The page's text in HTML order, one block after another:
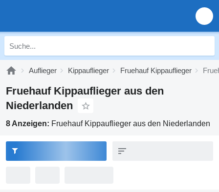
Auflieger Kippauflieger Fruehauf Kippauflieger
Fruehauf Kippauflieger aus den
Niederlanden
8 Anzeigen: Fruehauf Kippauflieger aus den Niederlanden